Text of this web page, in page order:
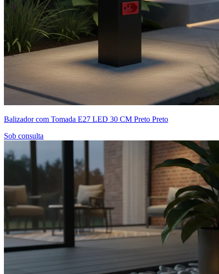
Balizador com Tomada E27 LED 30 CM Preto Preto
Sob consulta